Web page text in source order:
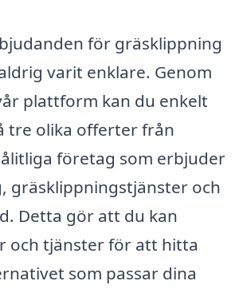
för gräsklippning
varit enklare. Genom
plattform kan du enkelt
tre olika offerter från
företag som erbjuder
gräsklippningstjänster och
Detta gör att du kan
och tjänster för att hitta
som passar dina